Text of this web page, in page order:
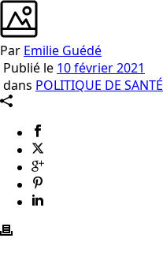
Par Emilie Guédé
Publié le 10 février 2021
dans POLITIQUE DE SANTÉ